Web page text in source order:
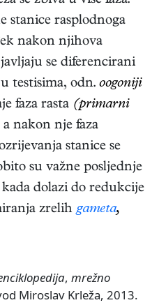
stanice rasplodnoga
nakon njihova
se diferencirani
u testisima, odn. oogoniji
faza rasta (primarni
a nakon nje faza
stanice se
su važne posljednje
kada dolazi do redukcije
zrelihgameta,
, mrežno
Miroslav Krleža, 2013.